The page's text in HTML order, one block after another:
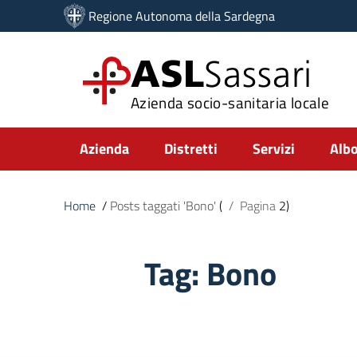
Vai ai contenuti
Vai al menu di navigazione
Regione Autonoma della Sardegna
ASLSassari
Azienda socio-sanitaria locale
Submenu
Azienda Distretti Servizi
Home / Posts taggati 'Bono' ( / Pagina 2)
Tag: Bono